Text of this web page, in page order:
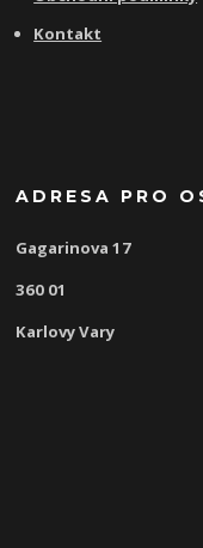
Kontakt
ADRESA PRO
Gagarinova 17
360 01
Karlovy Vary